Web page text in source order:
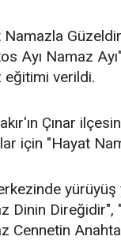
Namazla
Ayı Namaz
eğitimi verildi.
Çınar
lar için "Hayat
Dinin Direğidir",
Cennetin